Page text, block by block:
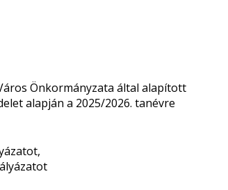
Önkormányzata által alapított
alapján a 2025/2026. tanévre